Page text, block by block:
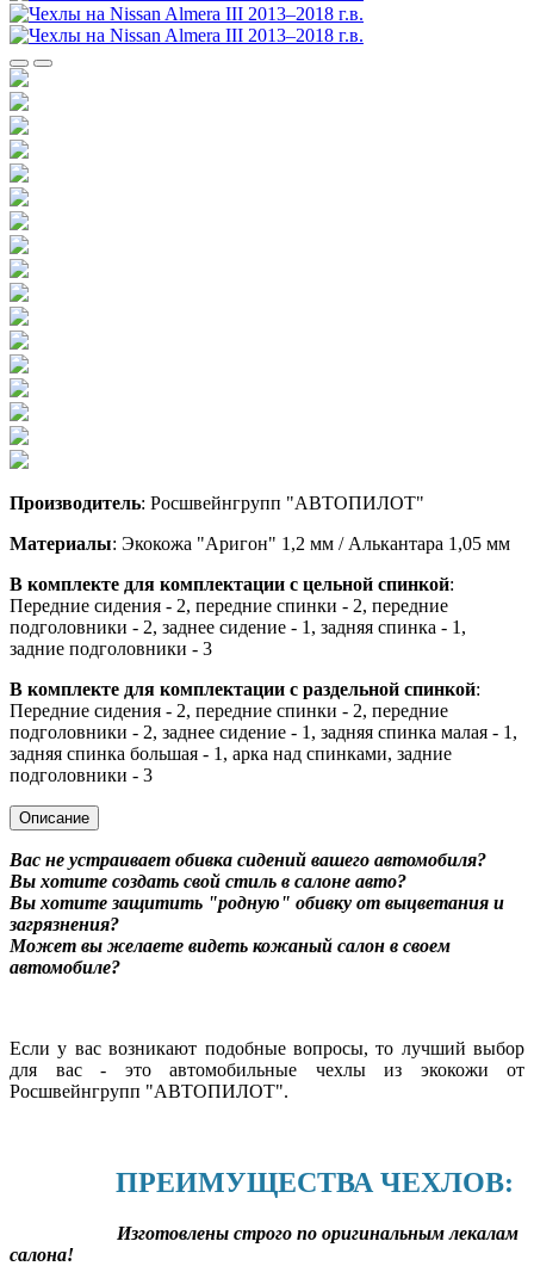
Производитель: Росшвейнгрупп "АВТОПИЛОТ"
Материалы: Экокожа "Аригон" 1,2 мм / Алькантара 1,05 мм
В комплекте для комплектации с цельной спинкой:
Передние сидения - 2, передние спинки - 2, передние
подголовники - 2, заднее сидение - 1, задняя спинка - 1,
задние подголовники - 3
В комплекте для комплектации с раздельной спинкой:
Передние сидения - 2, передние спинки - 2, передние
подголовники - 2, заднее сидение - 1, задняя спинка малая - 1,
задняя спинка большая - 1, арка над спинками, задние
подголовники - 3
Описание
Вас не устраивает обивка сидений вашего автомобиля?
Вы хотите создать свой стиль в салоне авто?
Вы хотите защитить "родную" обивку от выцветания и
загрязнения?
Может вы желаете видеть кожаный салон в своем
автомобиле?
Если у вас возникают подобные вопросы, то лучший выбор
для вас - это автомобильные чехлы из экокожи от
Росшвейнгрупп "АВТОПИЛОТ".
ПРЕИМУЩЕСТВА ЧЕХЛОВ:
Изготовлены строго по оригинальным лекалам
салона!